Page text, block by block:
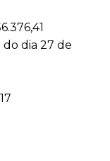
do dia 27 de